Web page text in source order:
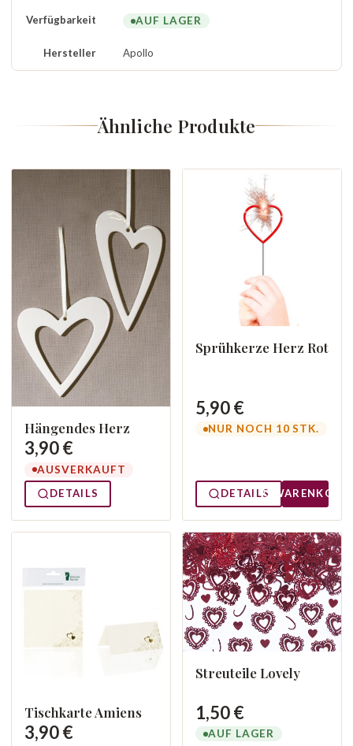
Verfügbarkeit AUF LAGER
Hersteller Apollo
Ähnliche Produkte
Hängendes Herz
3,90 €
AUSVERKAUFT
DETAILS
Sprühkerze Herz Rot
5,90 €
NUR NOCH 10 STK.
DETAILS WARENKORB
Tischkarte Amiens
3,90 €
Streuteile Lovely
1,50 €
AUF LAGER